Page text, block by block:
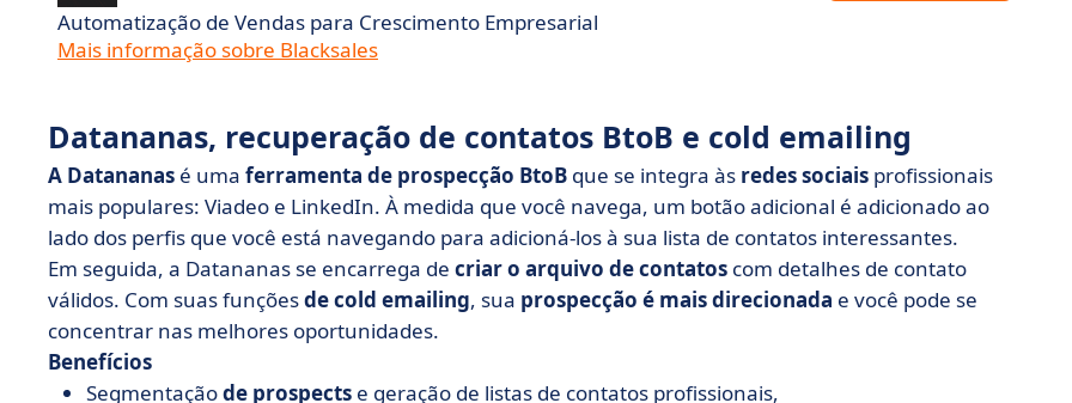
Automatização de Vendas para Crescimento Empresarial
Mais informação sobre Blacksales
Datananas, recuperação de contatos BtoB e cold emailing
A Datananas é uma ferramenta de prospecção BtoB que se integra às redes sociais profissionais
mais populares: Viadeo e LinkedIn. À medida que você navega, um botão adicional é adicionado ao
lado dos perfis que você está navegando para adicioná-los à sua lista de contatos interessantes.
Em seguida, a Datananas se encarrega de criar o arquivo de contatos com detalhes de contato
válidos. Com suas funçõesde cold emailing, sua prospecção é mais direcionada e você pode se
concentrar nas melhores oportunidades.
Benefícios
Segmentaçãode prospects e geração de listas de contatos profissionais,